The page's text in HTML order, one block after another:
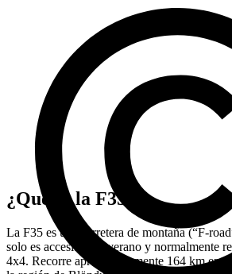
¿Qué es la F35?
La F35 es una carretera de montaña (“F-
solo es accesible en verano y normalmente
4x4. Recorre aproximadamente 164 km